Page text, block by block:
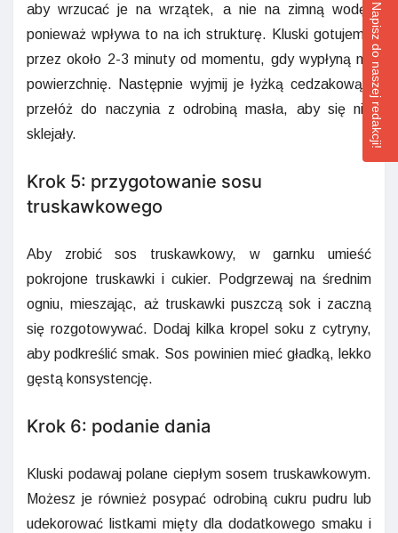
aby wrzucać je na wrzątek, a nie na zimną wodę,
ponieważ wpływa to na ich strukturę. Kluski gotujemy
przez około 2-3 minuty od momentu, gdy wypłyną na
powierzchnię. Następnie wyjmij je łyżką cedzakową i
przełóż do naczynia z odrobiną masła, aby się nie
sklejały.
Krok 5: przygotowanie sosu
truskawkowego
Aby zrobić sos truskawkowy, w garnku umieść
pokrojone truskawki i cukier. Podgrzewaj na średnim
ogniu, mieszając, aż truskawki puszczą sok i zaczną
się rozgotowywać. Dodaj kilka kropel soku z cytryny,
aby podkreślić smak. Sos powinien mieć gładką, lekko
gęstą konsystencję.
Krok 6: podanie dania
Kluski podawaj polane ciepłym sosem truskawkowym.
Możesz je również posypać odrobiną cukru pudru lub
udekorować listkami mięty dla dodatkowego smaku i
Napisz do naszej redakcji!